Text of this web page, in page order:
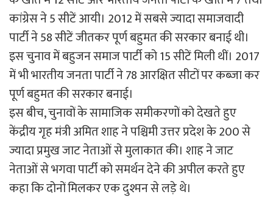
कांग्रेस ने 5 सीटें आयी। 2012 में सबसे ज्यादा समाजवादी
पार्टी ने 58 सीटें जीतकर पूर्ण बहुमत की सरकार बनाई थी।
इस चुनाव में बहुजन समाज पार्टी को 15 सीटें मिली थीं। 2017
में भी भारतीय जनता पार्टी ने 78 आरक्षित सीटों पर कब्जा कर
पूर्ण बहुमत की सरकार बनाई।
इस बीच, चुनावों के सामाजिक समीकरणों को देखते हुए
केंद्रीय गृह मंत्री अमित शाह ने पश्चिमी उत्तर प्रदेश के 200 से
ज्यादा प्रमुख जाट नेताओं से मुलाकात की। शाह ने जाट
नेताओं से भगवा पार्टी को समर्थन देने की अपील करते हुए
कहा कि दोनों मिलकर एक दुश्मन से लड़े थे।